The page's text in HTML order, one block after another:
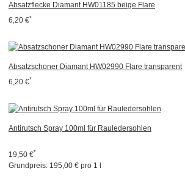
Absatzflecke Diamant HW01185 beige Flare
6,20 €*
Absatzschoner Diamant HW02990 Flare transparent
6,20 €*
Antirutsch Spray 100ml für Rauledersohlen
19,50 €*
Grundpreis: 195,00 € pro 1 l